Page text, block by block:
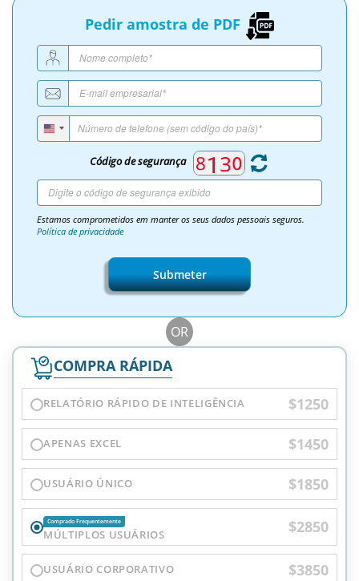
Pedir amostra de PDF
Código de segurança
Estamos comprometidos em manter os seus dados pessoais seguros.
Política de privacidade
Submeter
OR
COMPRA RÁPIDA
RELATÓRIO RÁPIDO DE INTELIGÊNCIA $1250
APENAS EXCEL $1450
USUÁRIO ÚNICO $1850
Comprado Frequentemente
MÚLTIPLOS USUÁRIOS $2850
USUÁRIO CORPORATIVO $3850